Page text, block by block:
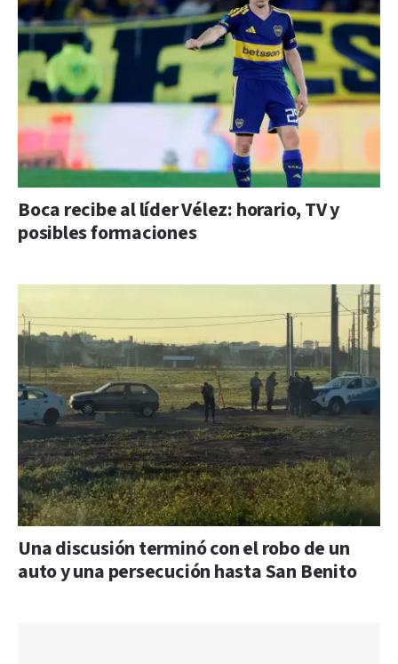
Boca recibe al líder Vélez: horario, TV y
posibles formaciones
Una discusión terminó con el robo de un
auto y una persecución hasta San Benito